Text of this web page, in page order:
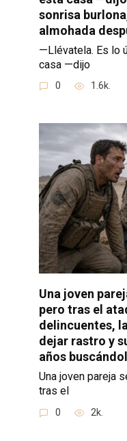
sonrisa
almohada
—Llévatela. Es lo
casa —dijo
0 1.6k.
Una joven
pero tras el
delincuentes,
dejar rastro y
años
Una joven pareja
tras el
0 2k.